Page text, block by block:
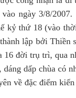
vào ngày 3/8/
kỷ thứ 18 (vào
lập bởi Thiền
16 đời trụ trì, qua
dáng dấp chùa có
về đặc điểm